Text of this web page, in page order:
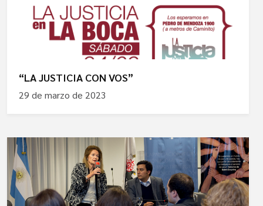
“LA JUSTICIA CON VOS”
29 de marzo de 2023